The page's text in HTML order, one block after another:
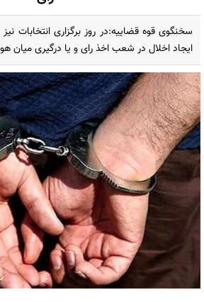
ایجاد اخلال در شعب اخذ رای و یا درگیری میان